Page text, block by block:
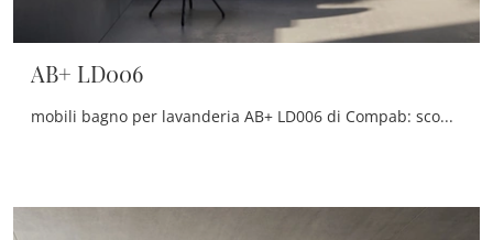
AB+ LD006
mobili bagno per lavanderia AB+ LD006 di Compab: scopri l'Arredo Bagno in melaminico moderno e arreda il tuo bagno.